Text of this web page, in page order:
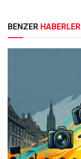
BENZER HABERLER